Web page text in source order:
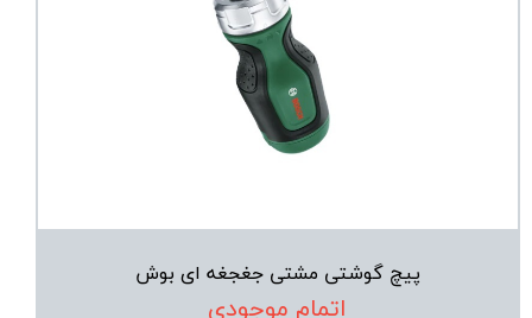
پیچ گوشتی مشتی جغجغه ای بوش
اتمام موجودی